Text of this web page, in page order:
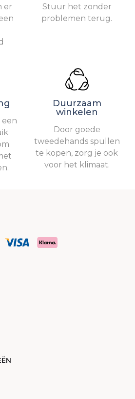
er
Stuur het zonder
problemen terug.
Duurzaam
winkelen
Door goede
tweedehands spullen
te kopen, zorg je ook
voor het klimaat.